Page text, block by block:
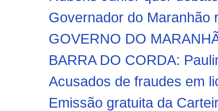
Governador do Maranhão
GOVERNO DO
BARRA DO CORDA:
Acusados de fraudes em
Emissão gratuita da